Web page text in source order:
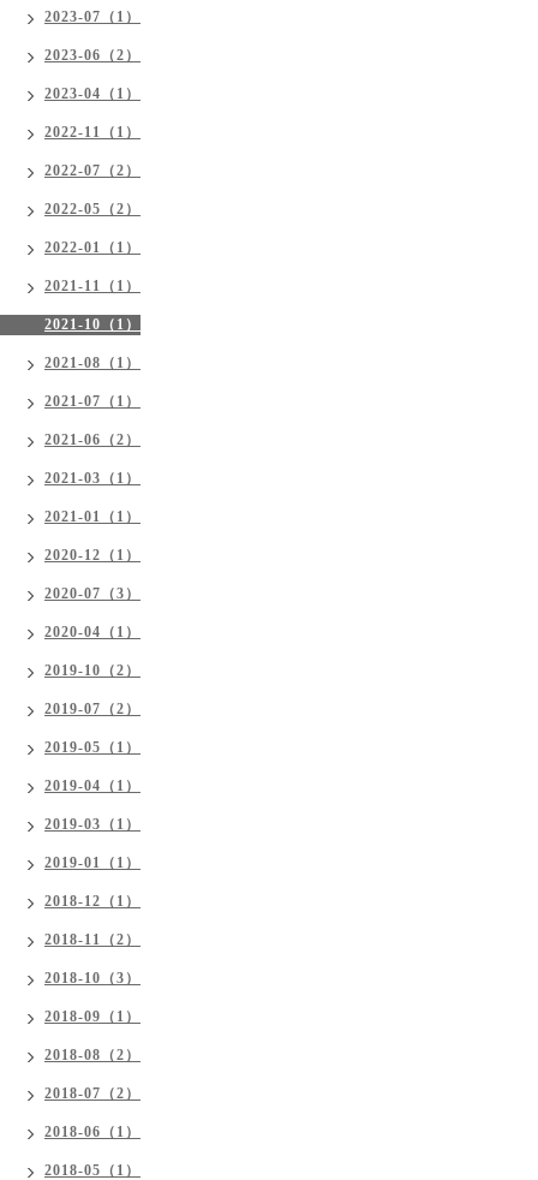
2023-07（1）
2023-06（2）
2023-04（1）
2022-11（1）
2022-07（2）
2022-05（2）
2022-01（1）
2021-11（1）
2021-10（1）
2021-08（1）
2021-07（1）
2021-06（2）
2021-03（1）
2021-01（1）
2020-12（1）
2020-07（3）
2020-04（1）
2019-10（2）
2019-07（2）
2019-05（1）
2019-04（1）
2019-03（1）
2019-01（1）
2018-12（1）
2018-11（2）
2018-10（3）
2018-09（1）
2018-08（2）
2018-07（2）
2018-06（1）
2018-05（1）